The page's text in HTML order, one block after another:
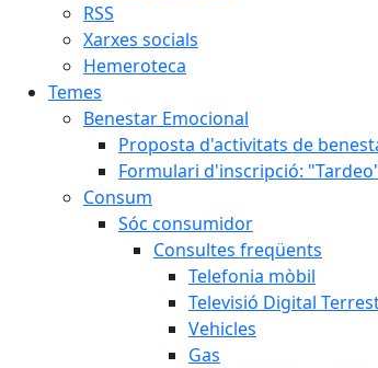
RSS
Xarxes socials
Hemeroteca
Temes
Benestar Emocional
Proposta d'activitats de
Formulari d'inscripció:
Consum
Sóc consumidor
Consultes freqüents
Telefonia mòbil
Televisió Digital
Vehicles
Gas